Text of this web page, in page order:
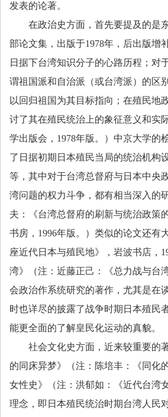
发表的论著。
在政治史方面，首先要提及的是
部论文集，出版于1978年，后出版增
日据下台湾知识分子的心路历程；对
谓祖国派和自治派（或台湾派）的区
以回归祖国为其目标指向；在殖民地
讨了其在殖民统治上的象征意义和实
学出版会， 1978年版。）中京大学的
了日据初期日本殖民当局的统治机构
等，其中对于台湾总督府与日本中央
湾问题的权力斗争，都有相当深入的
夫：《台湾总督府的刷新与统治政策
书房， 1996年版。
）类似的论文还有
座近代日本与殖民地》，岩波书店，
湾》（注：近藤正己：《总力战与台
会政治作系统研究的著作，尤其是在
时也详尽的披露了战争时期日本殖民
能更全面的了解皇民化运动的真貌。
社会文化史方面，近来较重要的
的同床异梦》（注：陈培丰：《同化
女性史》（注：洪郁如：《近代台湾
理念，即日本殖民统治时期台湾人民